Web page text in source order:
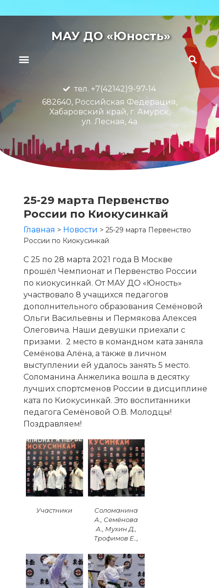
МАУ ДО «Юность»
тел. +7(42142)9-97-14
682640, Российская Федерация,
Хабаровский край, г. Амурск,
ул. Лесная, 4а
25-29 марта Первенство
России по Киокусинкай
Главная > Новости > 25-29 марта Первенство
России по Киокусинкай
С 25 по 28 марта 2021 года В Москве
прошёл Чемпионат и Первенство России
по киокусинкай. От МАУ ДО «Юность»
участвовало 8 учащихся педагогов
дополнительного образования Семёновой
Ольги Васильевны и Пермякова Алексея
Олеговича. Наши девушки приехали с
призами. 2 место в командном ката заняла
Семёнова Алёна, а также в личном
выступлении ей удалось занять 5 место.
Соломанина Анжелика вошла в десятку
лучших спортсменов России в дисциплине
ката по Киокусинкай. Это воспитанники
педагога Семёновой О.В. Молодцы!
Поздравляем!
Участники
Соломанина
А., Семёнова
А., Мухин Д.,
Трофимов Е..,